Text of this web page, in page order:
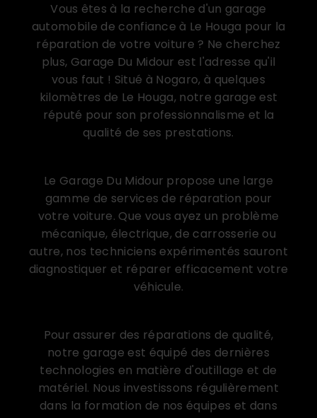
Vous êtes à la recherche d'un garage
automobile de confiance à Le Houga pour la
réparation de votre voiture ? Ne cherchez
plus, Garage Du Midour est l'adresse qu'il
vous faut ! Situé à Nogaro, à quelques
kilomètres de Le Houga, notre garage est
réputé pour son professionnalisme et la
qualité de ses prestations.
Le Garage Du Midour propose une large
gamme de services de réparation pour
votre voiture. Que vous ayez un problème
mécanique, électrique, de carrosserie ou
autre, nos techniciens expérimentés sauront
diagnostiquer et réparer efficacement votre
véhicule.
Pour assurer des réparations de qualité,
notre garage est équipé des dernières
technologies en matière d'outillage et de
matériel. Nous investissons régulièrement
dans la formation de nos équipes et dans